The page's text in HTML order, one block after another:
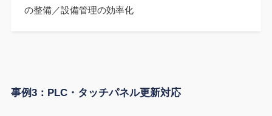
の整備／設備管理の効率化
事例3：PLC・タッチパネル更新対応